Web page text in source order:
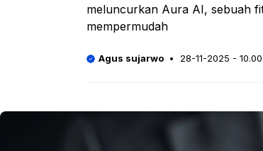
meluncurkan Aura AI, sebuah
mempermudah
Agus sujarwo 28-11-2025 - 10.00